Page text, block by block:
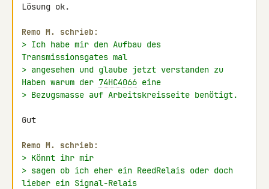
Lösung ok.
Remo M. schrieb:
> Ich habe mir den Aufbau des
Transmissionsgates mal
> angesehen und glaube jetzt verstanden zu
Haben warum der 74HC4066 eine
> Bezugsmasse auf Arbeitskreisseite benötigt.
Gut
Remo M. schrieb:
> Könnt ihr mir
> sagen ob ich eher ein ReedRelais oder doch
lieber ein Signal-Relais